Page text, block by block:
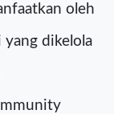
oleh
yang dikelola